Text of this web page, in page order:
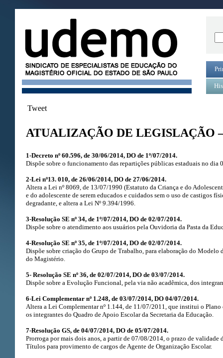
Tweet
ATUALIZAÇÃO DE LEGISLAÇÃO
1-Decreto nº 60.596, de 30/06/2014, DO de 1º/07/2014.
Dispõe sobre o funcionamento das repartições públicas estaduais no dia
2-Lei nº13. 010, de 26/06/2014, DO de 27/06/2014.
Altera a Lei nº 8069, de 13/07/1990 (Estatuto da Criança e do
e do adolescente de serem educados e cuidados sem o uso de castigos
degradante, e altera a Lei Nº 9.394/1996.
3-Resolução SE nº 34, de 1º/07/2014, DO de 02/07/2014.
Dispõe sobre o atendimento aos usuários pela Ouvidoria da Pasta da
4-Resolução SE nº 35, de 1º/07/2014, DO de 02/07/2014.
Dispõe sobre criação do Grupo de Trabalho, para elaboração do
do Magistério.
5- Resolução SE nº 36, de 02/07/2014, DO de 03/07/2014.
Dispõe sobre a Evolução Funcional, pela via não acadêmica, dos
6-Lei Complementar nº 1.248, de 03/07/2014, DO 04/07/2014.
Altera a Lei Complementar nº 1.144, de 11/07/2011, que institui o Plano
os integrantes do Quadro de Apoio Escolar da Secretaria da Educação.
7-Resolução GS, de 04/07/2014, DO de 05/07/2014.
Prorroga por mais dois anos, a partir de 07/08/2014, o prazo de validade
Títulos para provimento de cargos de Agente de Organização Escolar.